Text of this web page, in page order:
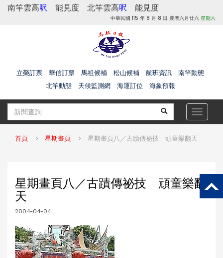
南竿雲高呎 能見度 北竿雲高呎 能見度
中華民國 115 年 8 月 8 日 農曆六月廿六 星期六
立榮訂票 華信訂票 馬祖候補 松山候補 航班資訊
南竿動態
北竿動態
天候監測網 海運訂位 海象預報
Toggle
首頁 星期畫頁 星期畫頁八／古蹟傳祕技 頑童樂翻天
星期畫頁八／古蹟傳祕技 頑童樂翻
天
2004-04-04